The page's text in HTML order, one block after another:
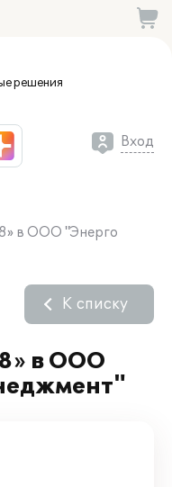
решения
Вход
в ООО "Энерго
в ООО
К списку